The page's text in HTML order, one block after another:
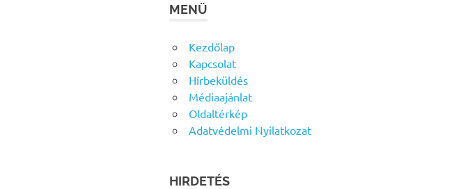
MENÜ
Kezdőlap
Kapcsolat
Hírbeküldés
Médiaajánlat
Oldaltérkép
Adatvédelmi Nyilatkozat
HIRDETÉS